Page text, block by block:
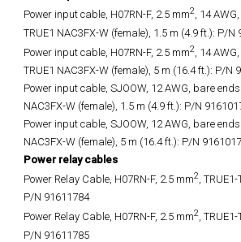
Power input cable, H07RN-F, 2.5 mm2, 14
TRUE1 NAC3FX-W (female), 1.5 m (4.9 ft.): P/N
Power input cable, H07RN-F, 2.5 mm2, 14
TRUE1 NAC3FX-W (female), 5 m (16.4 ft.): P/N
Power input cable, SJOOW, 12 AWG, bare ends
NAC3FX-W (female), 1.5 m (4.9 ft.): P/N
Power input cable, SJOOW, 12 AWG, bare ends
NAC3FX-W (female), 5 m (16.4 ft.): P/N
Power relay cables
Power Relay Cable, H07RN-F, 2.5 mm2,
P/N 91611784
Power Relay Cable, H07RN-F, 2.5 mm2,
P/N 91611785